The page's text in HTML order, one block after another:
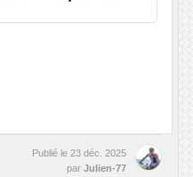
Publié le 23 déc. 2025
par Julien-77